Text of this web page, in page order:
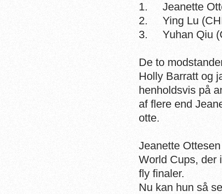
1. Jeanette
2. Ying Lu
3. Yuhan Qiu
De to
Holly Barratt og
henholdsvis på
af flere end
otte.
Jeanette
World Cups, der
fly finaler.
Nu kan hun så